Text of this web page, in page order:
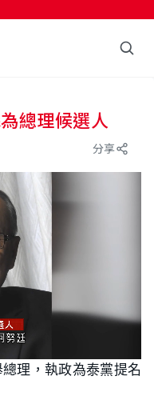
總理候選人
分享
理，執政為泰黨提名